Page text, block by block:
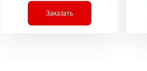
Заказать